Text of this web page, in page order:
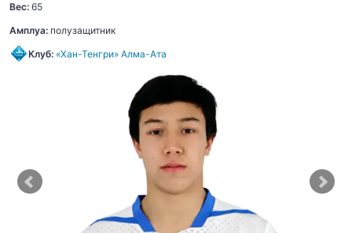
Вес: 65
Амплуа: полузащитник
Клуб: «Хан-Тенгри» Алма-Ата